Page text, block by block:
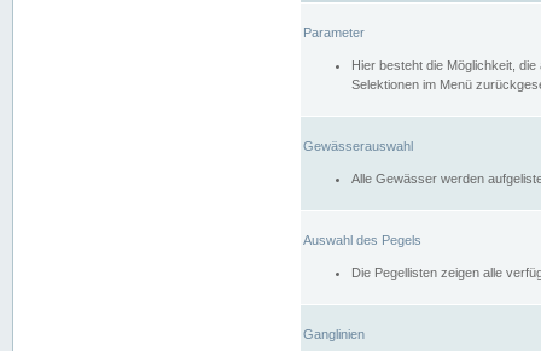
Parameter
Hier besteht die Möglichkeit,
Selektionen im Menü
Gewässerauswahl
Alle Gewässer werden
Auswahl des Pegels
Die Pegellisten zeigen alle
Ganglinien